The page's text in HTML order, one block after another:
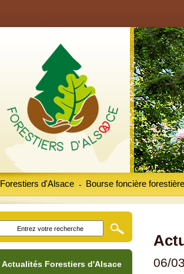
Forestiers d'Alsace Bourse foncière forestière
-
06/
Actualités Forestiers d'Alsace